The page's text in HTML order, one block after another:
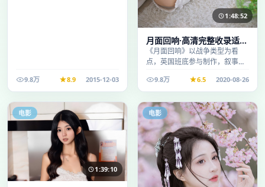
9.8万 8.9 2015-12-03
1:48:52
月面回响·高清完整收录适合
周末一口气刷完
《月面回响》以战争类型为看
点，英国班底参与制作，叙事完
看。9.8万 6.5 2020-08-26
电影
1:39:10
电影